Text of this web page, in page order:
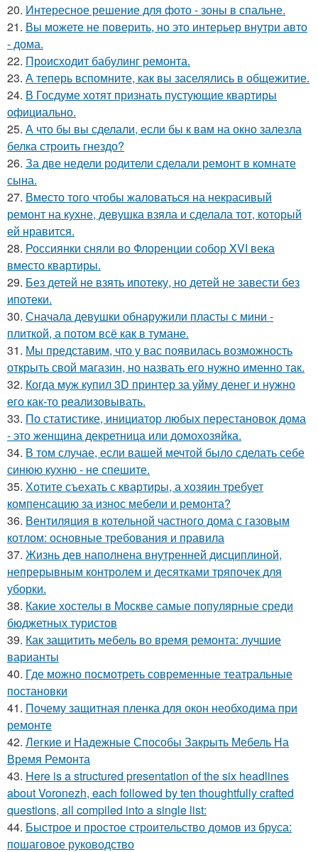
20. Интересное решение для фото - зоны в спальне.
21. Вы можете не поверить, но это интерьер внутри авто
- дома.
22. Происходит бабулинг ремонта.
23. А теперь вспомните, как вы заселялись в общежитие.
24. В Госдуме хотят признать пустующие квартиры
официально.
25. А что бы вы сделали, если бы к вам на окно залезла
белка строить гнездо?
26. За две недели родители сделали ремонт в комнате
сына.
27. Вместо того чтобы жаловаться на некрасивый
ремонт на кухне, девушка взяла и сделала тот, который
ей нравится.
28. Россиянки сняли во Флоренции собор XVI века
вместо квартиры.
29. Без детей не взять ипотеку, но детей не завести без
ипотеки.
30. Сначала девушки обнаружили пласты с мини -
плиткой, а потом всё как в тумане.
31. Мы представим, что у вас появилась возможность
открыть свой магазин, но назвать его нужно именно так.
32. Когда муж купил 3D принтер за уйму денег и нужно
его как-то реализовывать.
33. По статистике, инициатор любых перестановок дома
- это женщина декретница или домохозяйка.
34. В том случае, если вашей мечтой было сделать себе
синюю кухню - не спешите.
35. Хотите съехать с квартиры, а хозяин требует
компенсацию за износ мебели и ремонта?
36. Вентиляция в котельной частного дома с газовым
котлом: основные требования и правила
37. Жизнь дев наполнена внутренней дисциплиной,
непрерывным контролем и десятками тряпочек для
уборки.
38. Какие хостелы в Москве самые популярные среди
бюджетных туристов
39. Как защитить мебель во время ремонта: лучшие
варианты
40. Где можно посмотреть современные театральные
постановки
41. Почему защитная пленка для окон необходима при
ремонте
42. Легкие и Надежные Способы Закрыть Мебель На
Время Ремонта
43. Here is a structured presentation of the six headlines
about Voronezh, each followed by ten thoughtfully crafted
questions, all compiled into a single list:
44. Быстрое и простое строительство домов из бруса:
пошаговое руководство